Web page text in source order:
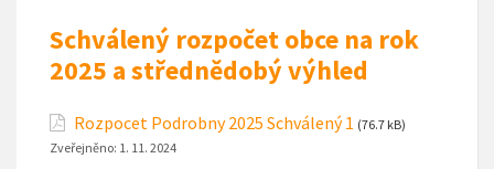
Schválený rozpočet obce na rok
2025 a střednědobý výhled
Rozpocet Podrobny 2025 Schválený 1 (76.7 kB)
Zveřejněno: 1. 11. 2024